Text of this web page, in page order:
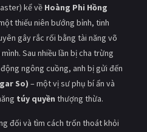
kể về Hoàng Phi Hồng
thiếu niên bướng bỉnh, tinh
gây rắc rối bằng tài năng võ
Sau nhiều lần bị cha trừng
ngông cuồng, anh bị gửi đến
So) – một vị sư phụ bí ẩn và
túy quyền thượng thừa.
đối và tìm cách trốn thoát khỏi